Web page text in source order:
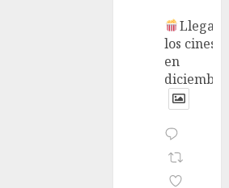
Llega a
los cines
en